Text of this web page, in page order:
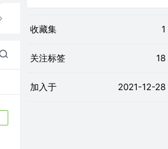
收藏集 1
关注标签 18
加入于 2021-12-28